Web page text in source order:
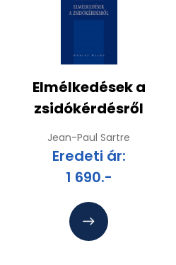
Elmélkedések a
zsidókérdésről
Jean-Paul Sartre
Eredeti ár:
1 690.-